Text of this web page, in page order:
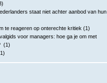
staat niet achter aanbod van hun
te reageren op onterechte kritiek (1)
voor managers: hoe ga je om met
(1)